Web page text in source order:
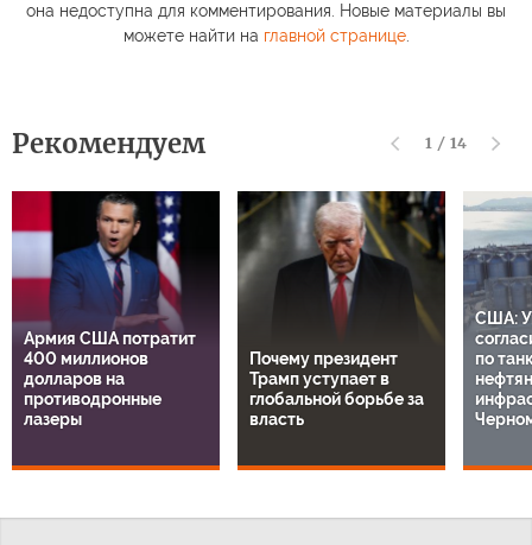
она недоступна для комментирования. Новые материалы вы
можете найти на главной странице.
Рекомендуем 1 / 14
Армия США потратит
400 миллионов
долларов на
противодронные
лазеры
Почему президент
Трамп уступает в
глобальной борьбе за
власть
США:
по